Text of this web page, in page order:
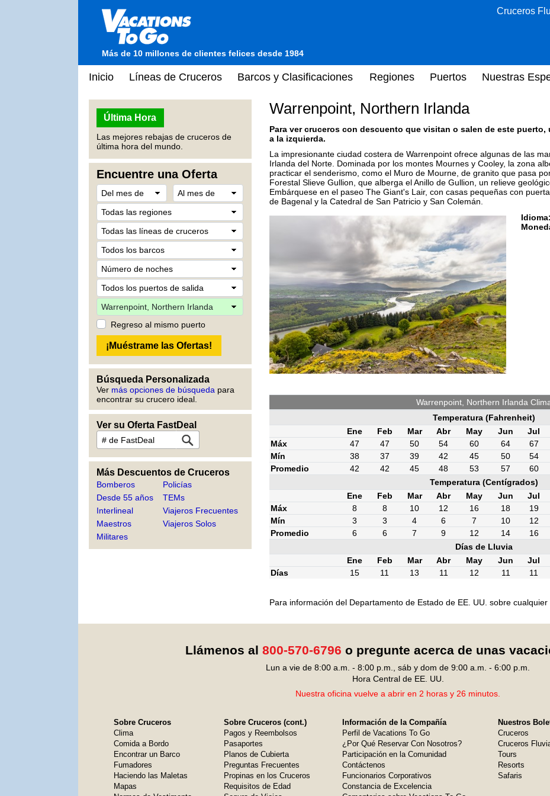
Más de 10 millones de clientes felices desde 1984
Cruceros
Inicio Líneas de Cruceros Barcos y Clasificaciones Regiones Puertos Nuestras
Última Hora
Las mejores rebajas de cruceros de
última hora del mundo.
Encuentre una Oferta
Regreso al mismo puerto
Búsqueda Personalizada
Ver más opciones de búsqueda para
encontrar su crucero ideal.
Ver su Oferta FastDeal
Más Descuentos de Cruceros
Bomberos
Desde 55 años
Interlineal
Maestros
Militares
Policías
TEMs
Viajeros Frecuentes
Viajeros Solos
Warrenpoint, Northern Irlanda
Para ver cruceros con descuento que visitan o salen de este puerto,
a la izquierda.
La impresionante ciudad costera de Warrenpoint ofrece algunas de las
Irlanda del Norte. Dominada por los montes Mournes y Cooley, la zona
practicar el senderismo, como el Muro de Mourne, de granito que pasa
Forestal Slieve Gullion, que alberga el Anillo de Gullion, un relieve
Embárquese en el paseo The Giant's Lair, con casas pequeñas con
de Bagenal y la Catedral de San Patricio y San Colemán.
Idioma:
Warrenpoint, Northern Irlanda
Temperatura (Fahrenheit)
Ene
Feb Mar Abr May Jun Jul
Máx
47 47 50 54 60 64 67
Mín
38 37 39 42 45 50 54
Promedio
42 42 45 48 53 57 60
Temperatura (Centígrados)
Ene
Feb Mar Abr May Jun Jul
Máx
8 8 10 12 16 18 19
Mín
3 3 4 6 7 10 12
Promedio
6 6 7 9 12 14 16
Días de Lluvia
Ene
Feb Mar Abr May Jun Jul
Días
15 11 13 11 12 11 11
Para información del Departamento de Estado de EE. UU. sobre cualquier
Llámenos al 800-570-6796 o pregunte acerca de unas
Lun a vie de 8:00 a.m. - 8:00 p.m., sáb y dom de 9:00 a.m. - 6:00 p.m.
Hora Central de EE. UU.
Nuestra oficina vuelve a abrir en 2 horas y 26 minutos.
Sobre Cruceros
Clima
Comida a Bordo
Encontrar un Barco
Fumadores
Haciendo las Maletas
Mapas
Sobre Cruceros (cont.)
Pagos y Reembolsos
Pasaportes
Planos de Cubierta
Preguntas Frecuentes
Propinas en los Cruceros
Requisitos de Edad
Información de la Compañía
Perfil de Vacations To Go
¿Por Qué Reservar Con Nosotros?
Participación en la Comunidad
Contáctenos
Funcionarios Corporativos
Constancia de Excelencia
Nuestros
Cruceros
Cruceros
Tours
Resorts
Safaris